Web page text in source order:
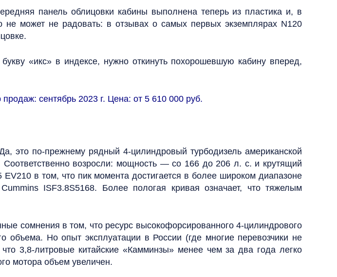
панель облицовки кабины выполнена теперь из пластика и, в
не может не радовать: в отзывах о самых первых экземплярах N120
«икс» в индексе, нужно откинуть похорошевшую кабину вперед,
сентябрь 2023 г. Цена: от 5 610 000 руб.
это по-прежнему рядный 4‑цилиндровый турбодизель американской
возросли: мощность — со 166 до 206 л. с. и крутящий
в том, что пик момента достигается в более широком диапазоне
ISF3.8S5168. Более пологая кривая означает, что тяжелым
сомнения в том, что ресурс высокофорсированного 4‑цилиндрового
объема. Но опыт эксплуатации в России (где многие перевозчики не
3,8‑литровые китайские «Камминзы» менее чем за два года легко
мотора объем увеличен.